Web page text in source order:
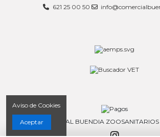
621 25 00 50
COMERCIAL BUENDIA
Aviso de Cookies
Aceptar